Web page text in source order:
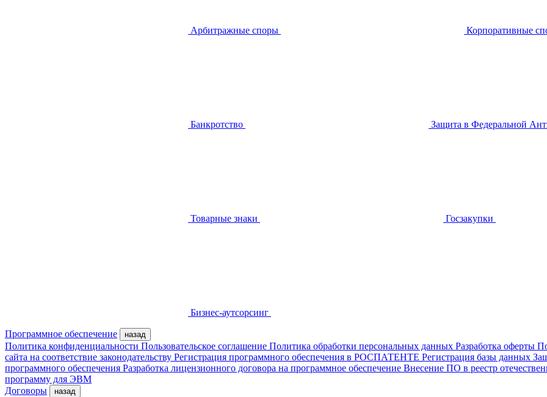
Арбитражные споры Корпоративные
Банкротство Защита в Федеральной
Товарные знаки Госзакупки
Бизнес-аутсорсинг
Программное обеспечение назад
Политика конфиденциальности Пользовательское соглашение Политика обработки персональных данных Разработка оферты
сайта на соответствие законодательству Регистрация программного обеспечения в РОСПАТЕНТЕ Регистрация базы данных
программного обеспечения Разработка лицензионного договора на программное обеспечение Внесение ПО в реестр
программу для ЭВМ
Договоры
назад